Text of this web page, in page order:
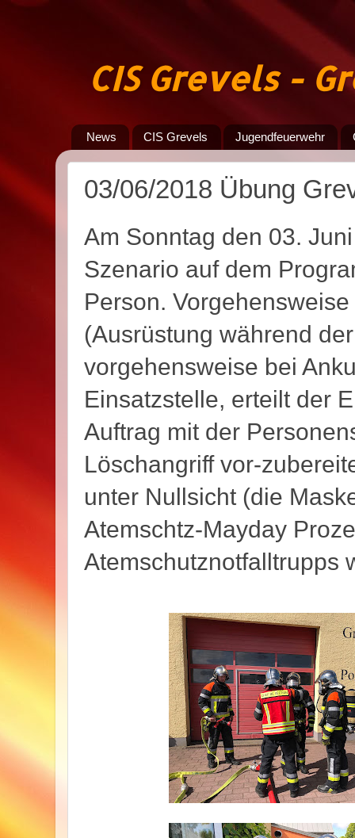
CIS Grevels -
News CIS Grevels Jugendfeuerwehr
03/06/2018 Übung
Am Sonntag den 03.
Szenario auf dem
Person.
(Ausrüstung während
vorgehensweise bei
Einsatzstelle, erteilt der
Auftrag mit der
Löschangriff vor-
unter Nullsicht (die
Atemschtz-Mayday
Atemschutznotfalltrupps